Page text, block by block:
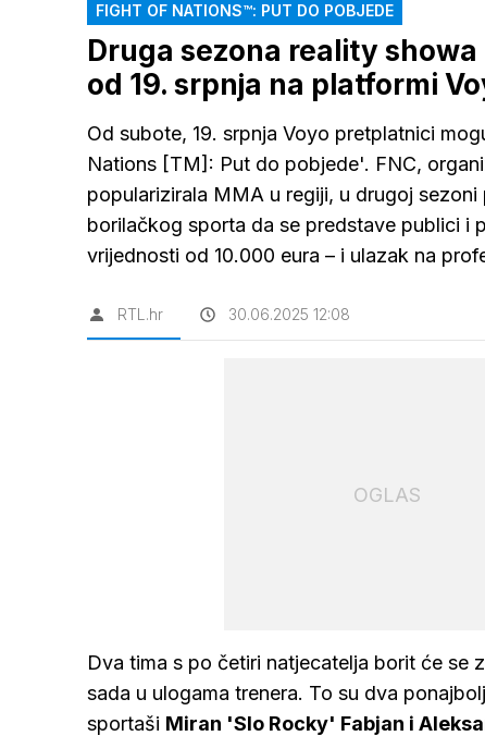
FIGHT OF NATIONS™: PUT DO POBJEDE
Druga sezona reality
od 19. srpnja na platformi
Od subote, 19. srpnja Voyo pretplatnici
Nations [TM]: Put do pobjede'. FNC,
popularizirala MMA u regiji, u drugoj
borilačkog sporta da se predstave publici i
vrijednosti od 10.000 eura – i ulazak na
RTL.hr 30.06.2025 12:08
OGLAS
Dva tima s po četiri natjecatelja borit će se
sada u ulogama trenera. To su dva
sportaši Miran 'Slo Rocky' Fabjan i